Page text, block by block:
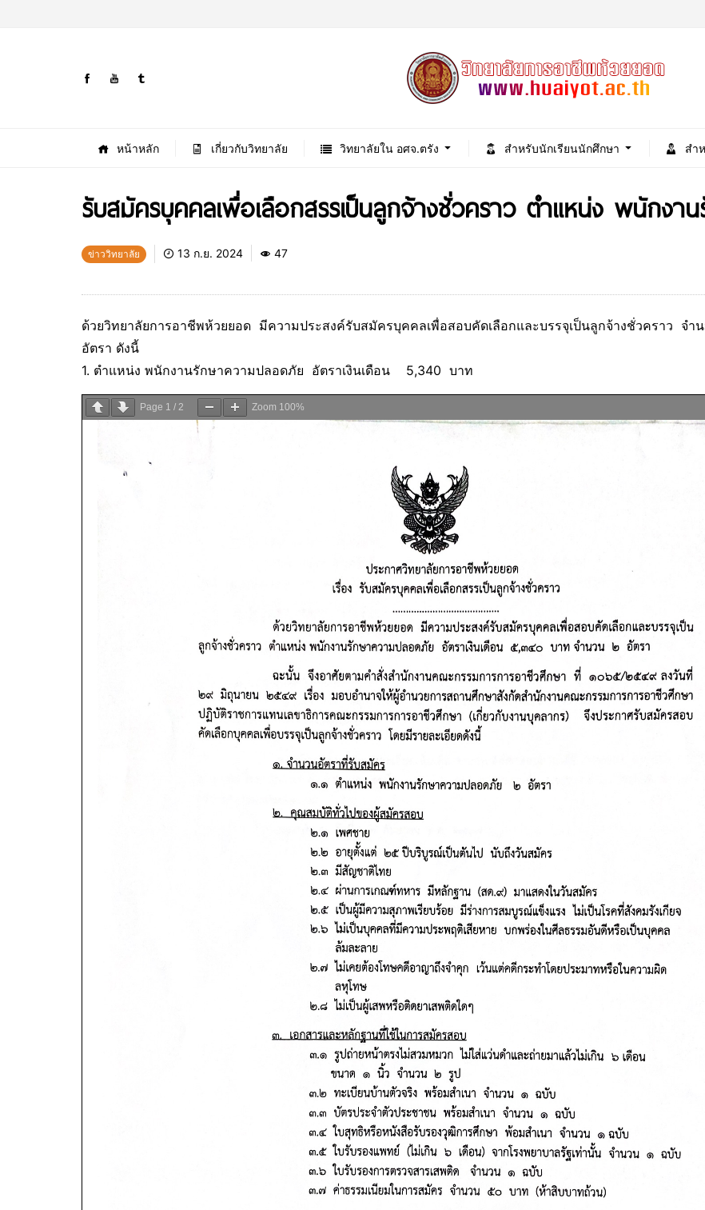
หน้าหลัก เกี่ยวกับวิทยาลัย วิทยาลัยใน อศจ.ตรัง สำหรับนักเรียนนักศึกษา สำ
รับสมัครบุคคลเพื่อเลือกสรรเป็นลูกจ้างชั่วคราว ตำแหน่ง พนักงา
ข่าววิทยาลัย 13 ก.ย. 2024 47
ด้วยวิทยาลัยการอาชีพห้วยยอด มีความประสงค์รับสมัครบุคคลเพื่อสอบคัดเลือกและบรรจุเป็นลูกจ้างชั่วคราว จำ
อัตรา ดังนี้
1. ตำแหน่ง พนักงานรักษาความปลอดภัย อัตราเงินเดือน 5,340 บาท
Page 1 / 2 Zoom 100%